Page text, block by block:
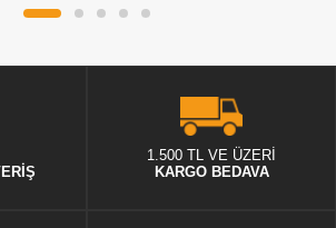
1.500 TL VE ÜZERİ
KARGO BEDAVA